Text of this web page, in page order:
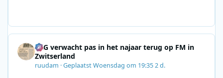
SRG verwacht pas in het najaar terug op FM in
Zwitserland
ruudam ·GeplaatstWoensdag om 19:352 d.